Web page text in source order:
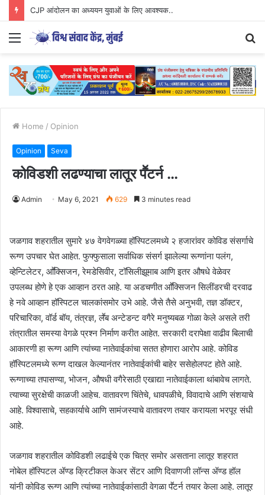
CJP आंदोलन का अध्ययन युवाओं के लिए आवश्यक..
Menu
Home / Opinion
Opinion Seva
कोविडशी लढण्याचा लातूर पॕटर्न …
Admin May 6, 2021 629 3 minutes read
जळगाव शहरातील सुमारे ४७ वेगवेगळ्या हॉस्पिटलमध्ये २ हजारांवर कोविड संसर्गाचे
रूग्ण उपचार घेत आहेत. फुफ्फुसाला सर्वाधिक संसर्ग झालेल्या रूग्णांना पलंग,
व्हेन्टिलेटर, आॕक्सिजन, रेमडेसिवीर, टॉसिलीझूमाब आणि इतर औषधे वेळेवर
उपलब्ध होणे हे एक आव्हान ठरत आहे. या अडचणीत आॕक्सिजन सिलींडरची दरवाढ
हे नवे आव्हान हॉस्पिटल चालकांसमोर उभे आहे. जैसे तैसे अनुभवी, तज्ञ डॉक्टर,
परिचारिका, वॉर्ड बॉय, तंत्रज्ञ, लॕब अन्टेडन्ट वगैरे मनुष्यबळ गोळा केले असले तरी
तंत्रातील समस्या वेगळे प्रश्न निर्माण करीत आहेत. सरकारी दरापेक्षा वाढीव बिलाची
आकारणी हा रूग्ण आणि त्यांच्या नातेवाईकांचा सतत होणारा आरोप आहे. कोविड
हॉस्पिटलमध्ये रूग्ण दाखल केल्यानंतर नातेवाईकांची बाहेर ससेहोलपट होते आहे.
रूग्णाच्या तपासण्या, भोजन, औषधी वगैरेसाठी एखाद्या नातेवाईकाला थांबावेच लागते.
त्याच्या सुरक्षेची काळजी आहेच. वातावरण चिंतेचे, धावपळीचे, विवादाचे आणि संशयाचे
आहे. विश्वासाचे, सहकार्याचे आणि सामंजस्याचे वातावरण तयार करायला भरपूर संधी
आहे.
जळगाव शहरातील कोविडशी लढाईचे एक चित्र समोर असताना लातूर शहरात
नोबेल हॉस्पिटल ॲण्ड क्रिटीकल केअर सेंटर आणि दिवाणजी लॉन्स ॲण्ड हॉल
यांनी कोविड रूग्ण आणि त्यांच्या नातेवाईकांसाठी वेगळा पॕटर्न तयार केला आहे. लातूर